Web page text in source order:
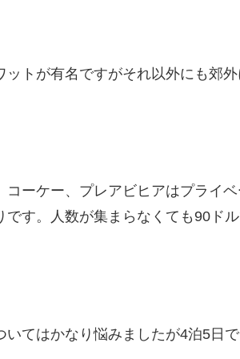
ットが有名ですがそれ以外にも郊
コーケー、プレアビヒアはプライ
です。人数が集まらなくても90ド
いてはかなり悩みましたが4泊5日